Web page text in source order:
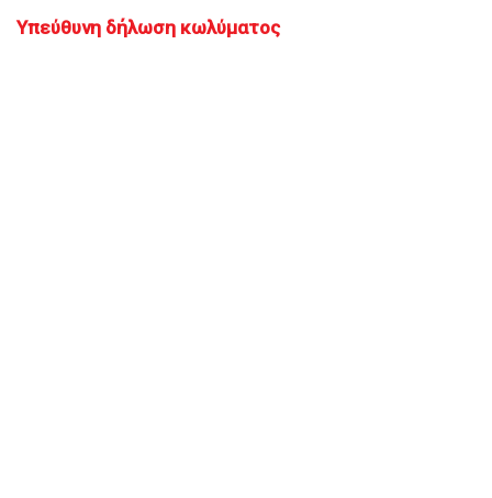
Υπεύθυνη δήλωση κωλύματος